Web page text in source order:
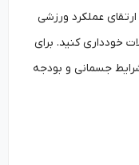
عملکرد ورزشی
کنید. برای
جسمانی و بودجه